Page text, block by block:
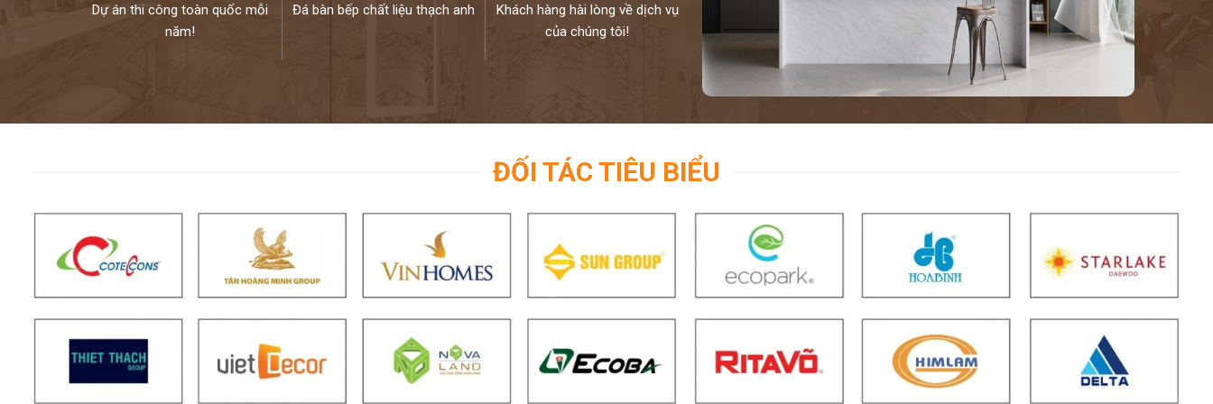
Dự án thi công toàn quốc mỗi
năm!
Đá bàn bếp chất liệu thạch anh
Khách hàng hài lòng về dịch vụ
của chúng tôi!
ĐỐI TÁC TIÊU BIỂU